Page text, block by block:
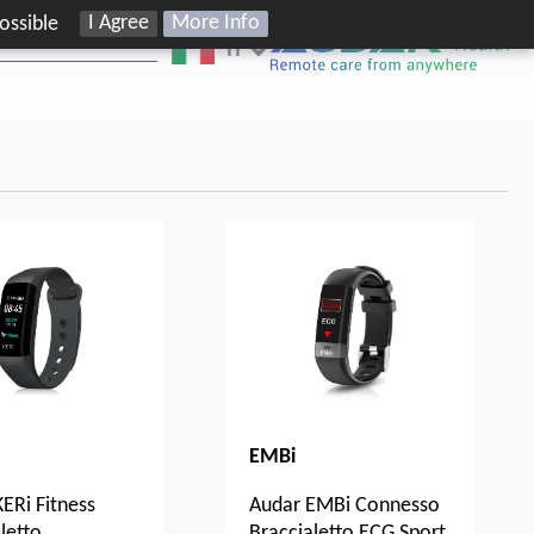
I Agree
More Info
IT
Fitness
EMBi
Audar EMBi Connesso